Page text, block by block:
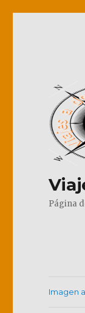
Página
Imagen